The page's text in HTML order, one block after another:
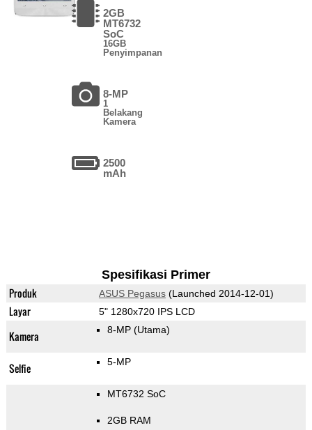
2GB
MT6732
SoC
16GB
Penyimpanan
8-MP
1
Belakang
Kamera
2500
mAh
Spesifikasi Primer
Produk ASUS Pegasus(Launched 2014-12-01)
Layar 5" 1280x720 IPS LCD
Kamera 8-MP (Utama)
Selfie 5-MP
MT6732 SoC
2GB RAM